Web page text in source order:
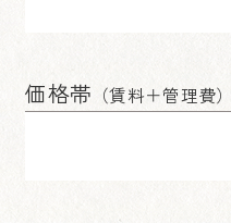
価格帯 （賃料＋管理費）